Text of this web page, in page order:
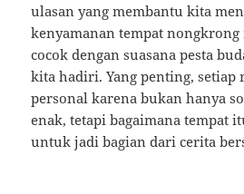
ulasan yang membantu kita
kenyamanan tempat nongkrong
cocok dengan suasana pesta
kita hadiri. Yang penting, setiap
personal karena bukan hanya
enak, tetapi bagaimana tempat
untuk jadi bagian dari cerita